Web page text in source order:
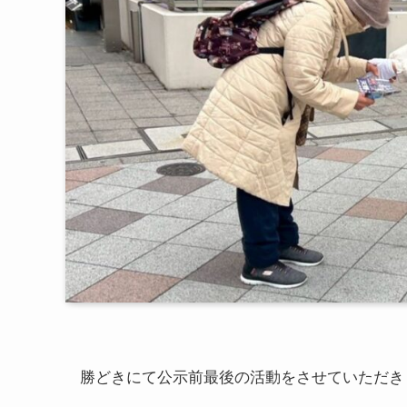
勝どきにて公示前最後の活動をさせていただ